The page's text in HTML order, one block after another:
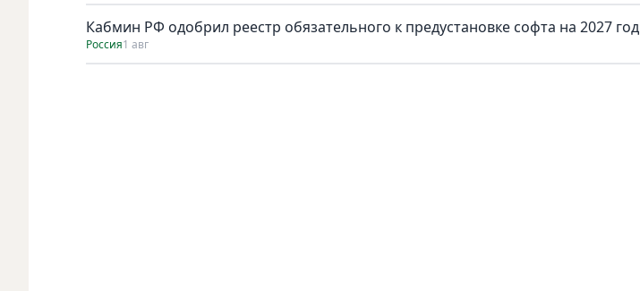
Кабмин РФ одобрил реестр обязательного к предустановке софта на 2027 год
Россия1 авг